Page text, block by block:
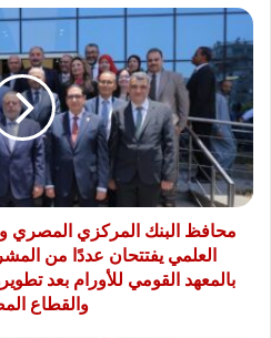
محافظ
البنك
المركزي
المصري
ووزير
التعليم
العالي
والبحث
العلمي
يفتتحان
محافظ البنك المركزي المصري
العلمي يفتتحان عددًا من
بالمعهد القومي للأورام بعد
والقطاع